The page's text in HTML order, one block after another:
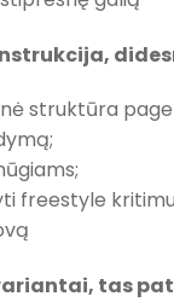
struktūra
freestyle
tas